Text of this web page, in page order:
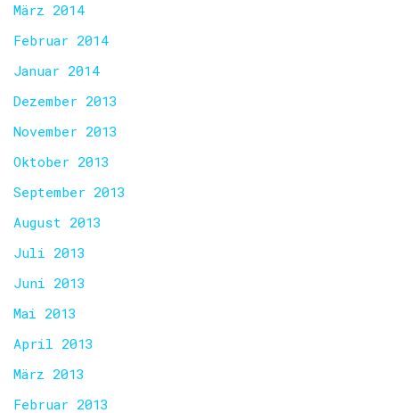
März 2014
Februar 2014
Januar 2014
Dezember 2013
November 2013
Oktober 2013
September 2013
August 2013
Juli 2013
Juni 2013
Mai 2013
April 2013
März 2013
Februar 2013